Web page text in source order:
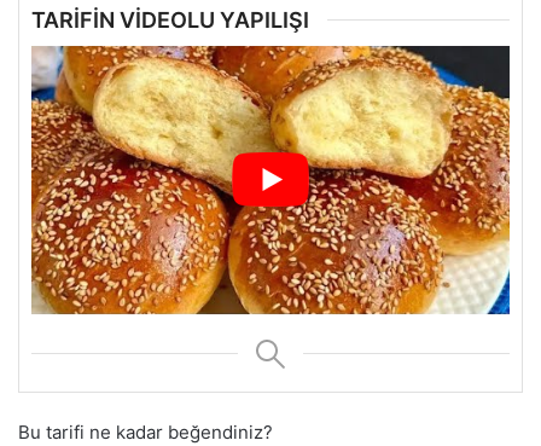
TARİFİN VİDEOLU YAPILIŞI
Bu tarifi ne kadar beğendiniz?